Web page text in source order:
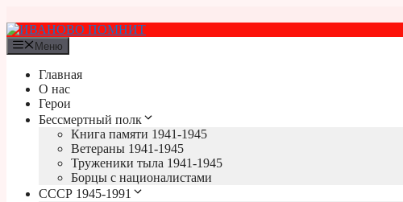
к
содержимому
Меню
Главная
О нас
Герои
Бессмертный полк
Книга памяти 1941-1945
Ветераны 1941-1945
Труженики тыла 1941-1945
Борцы с националистами
СССР 1945-1991